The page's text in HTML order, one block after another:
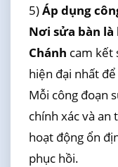
5)Áp dụng
Nơi sửa bàn
Chánh cam kết
hiện đại nhất
Mỗi công đoạn
chính xác và an
hoạt động ổn
phục hồi.